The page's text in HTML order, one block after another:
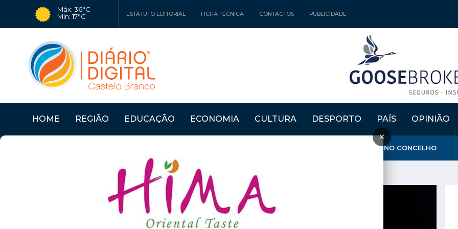
Máx: 36°C
Mín: 17°C
ESTATUTO EDITORIAL FICHA TÉCNICA CONTACTOS PUBLICIDADE
HOME REGIÃO EDUCAÇÃO ECONOMIA CULTURA DESPORTO PAÍS OPINIÃO
×
CÂMARA DO FUNDÃO GARANTE QUE AMBULÂNCIA DO INEM FICA NO CONCELHO